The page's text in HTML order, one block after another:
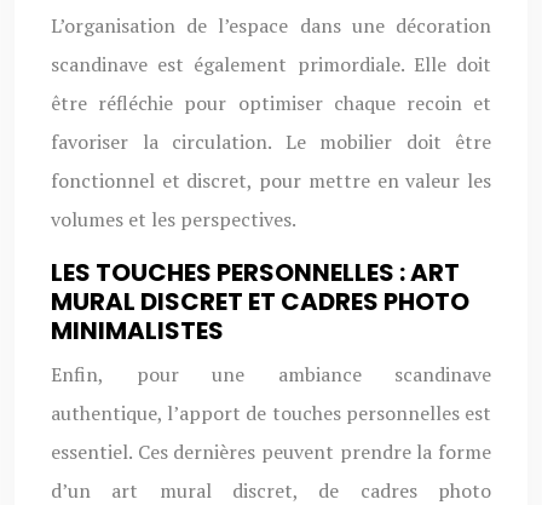
L’organisation de l’espace dans une décoration
scandinave est également primordiale. Elle doit
être réfléchie pour optimiser chaque recoin et
favoriser la circulation. Le mobilier doit être
fonctionnel et discret, pour mettre en valeur les
volumes et les perspectives.
LES TOUCHES PERSONNELLES : ART
MURAL DISCRET ET CADRES PHOTO
MINIMALISTES
Enfin, pour une ambiance scandinave
authentique, l’apport de touches personnelles est
essentiel. Ces dernières peuvent prendre la forme
d’un art mural discret, de cadres photo